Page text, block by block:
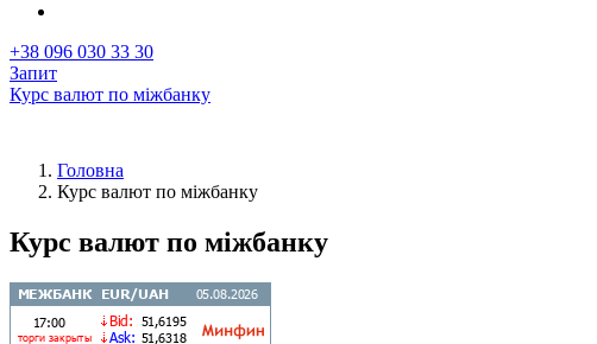
+38 096 030 33 30
Запит
Курс валют по міжбанку
Рядок
навіґації
Головна
Курс валют по міжбанку
Курс валют по міжбанку